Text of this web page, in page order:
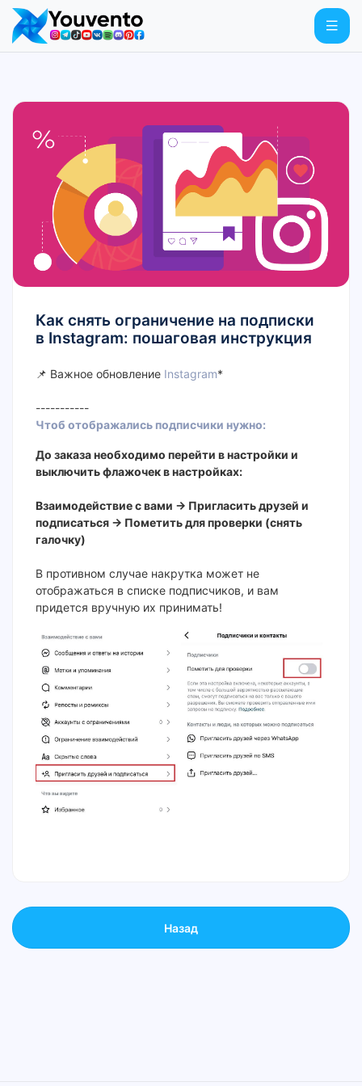
Как снять ограничение на подписки
в Instagram: пошаговая инструкция
📌 Важное обновление Instagram*
-----------
Чтоб отображались подписчики нужно:
До заказа необходимо перейти в настройки и
выключить флажочек в настройках:
Взаимодействие с вами -> Пригласить друзей и
подписаться -> Пометить для проверки (снять
галочку)
В противном случае накрутка может не
отображаться в списке подписчиков, и вам
придется вручную их принимать!
Назад